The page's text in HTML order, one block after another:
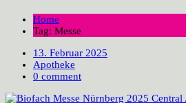
Home
Tag: Messe
13. Februar 2025
Apotheke
0 comment